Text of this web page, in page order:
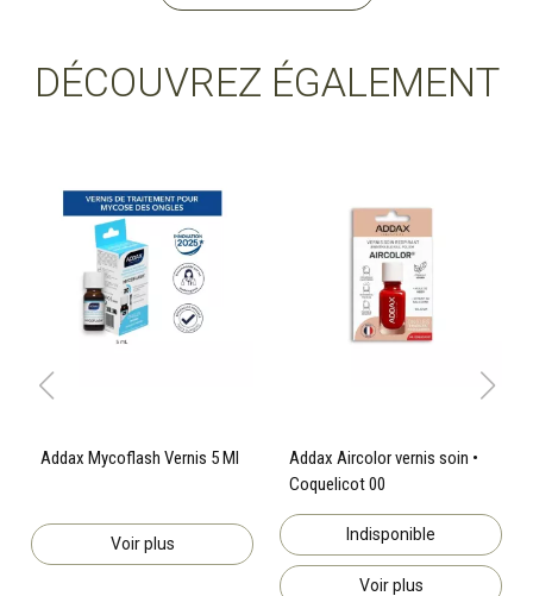
DÉCOUVREZ ÉGALEMENT
Addax Mycoflash Vernis 5 Ml
Voir plus
Addax Aircolor vernis soin •
Coquelicot 00
Indisponible
Voir plus